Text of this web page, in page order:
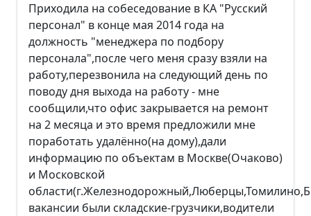
Приходила на собеседование в КА "Русский
персонал" в конце мая 2014 года на
должность "менеджера по подбору
персонала",после чего меня сразу взяли на
работу,перезвонила на следующий день по
поводу дня выхода на работу - мне
сообщили,что офис закрывается на ремонт
на 2 месяца и это время предложили мне
поработать удалённо(на дому),дали
информацию по объектам в Москве(Очаково)
и Московской
вакансии были складские-грузчики,водители